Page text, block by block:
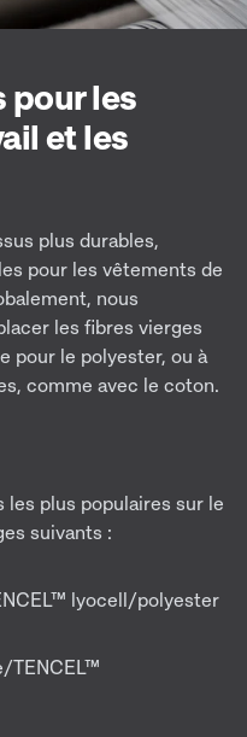
pour les
et les
plus durables,
pour les vêtements de
nous
les fibres vierges
pour le polyester, ou à
comme avec le coton.
plus populaires sur le
suivants :
lyocell/polyester
TENCEL™